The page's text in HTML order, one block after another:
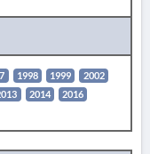
1998 1999
2002
2014
2016